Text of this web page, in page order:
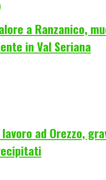
a Ranzanico,
in Val Seriana
ad Orezzo,